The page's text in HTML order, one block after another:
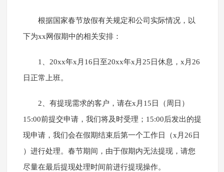
根据国家春节放假有关规定和公司实际情况，以
下为xx网假期中的相关安排：
1、20xx年x月16日至20xx年x月25日休息，x月26
日正常上班。
2、有提现需求的客户，请在x月15日（周日）
15:00前提交申请，我们将及时受理；15:00后发出的提
现申请，我们会在假期结束后第一个工作日（x月26日
）进行处理。春节期间，由于假期内无法提现，请您
尽量在最后提现处理时间前进行提现操作。